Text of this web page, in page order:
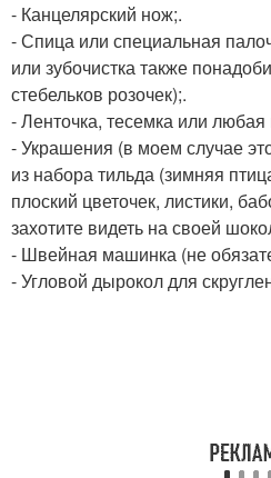
- Канцелярский нож;.
- Спица или специальная
или зубочистка также
стебельков розочек);.
- Ленточка, тесемка или любая
- Украшения (в моем случае
из набора тильда (зимняя
плоский цветочек, листики,
захотите видеть на своей
- Швейная машинка (не
- Угловой дырокол для